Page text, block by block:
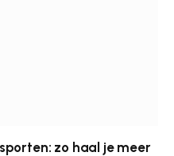
zo haal je meer